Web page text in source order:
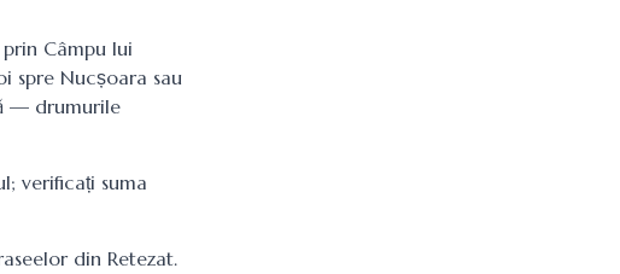
Câmpu lui
spre Nucșoara sau
— drumurile
verificați suma
din Retezat.